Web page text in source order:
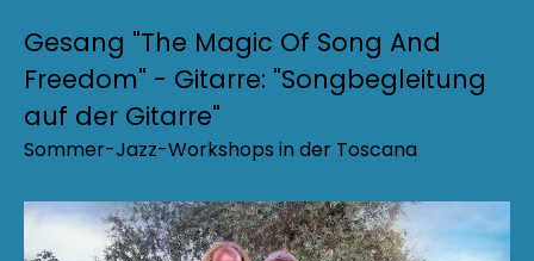
Gesang "The Magic Of Song And
Freedom" - Gitarre: "Songbegleitung
auf der Gitarre"
Sommer-Jazz-Workshops in der Toscana